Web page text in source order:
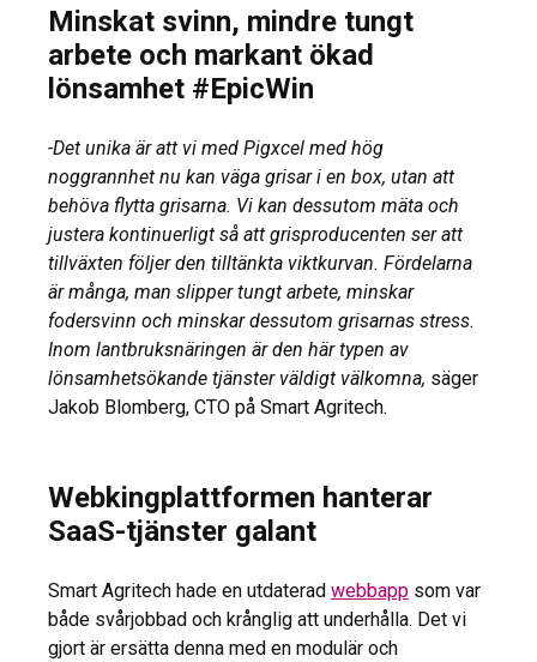
Minskat svinn, mindre tungt
arbete och markant ökad
lönsamhet #EpicWin
-Det unika är att vi med Pigxcel med hög
noggrannhet nu kan väga grisar i en box, utan att
behöva flytta grisarna. Vi kan dessutom mäta och
justera kontinuerligt så att grisproducenten ser att
tillväxten följer den tilltänkta viktkurvan. Fördelarna
är många, man slipper tungt arbete, minskar
fodersvinn och minskar dessutom grisarnas stress.
Inom lantbruksnäringen är den här typen av
lönsamhetsökande tjänster väldigt välkomna, säger
Jakob Blomberg, CTO på Smart Agritech.
Webkingplattformen hanterar
SaaS-tjänster galant
Smart Agritech hade en utdaterad webbapp som var
både svårjobbad och krånglig att underhålla. Det vi
gjort är ersätta denna med en modulär och